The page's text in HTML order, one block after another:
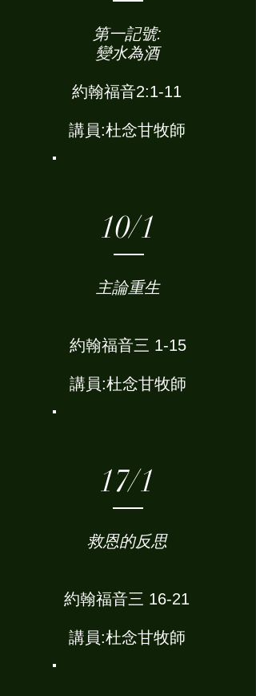
第一記號:
變水為酒
約翰福音2:1-11
講員:杜念甘牧師
10/1
主論重生
約翰福音三 1-15
講員:杜念甘牧師
17/1
救恩的反思
約翰福音三 16-21
講員:杜念甘牧師